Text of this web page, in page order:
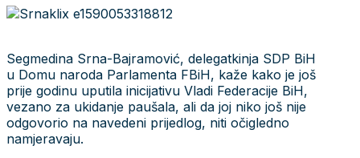
Segmedina Srna-Bajramović, delegatkinja SDP BiH
u Domu naroda Parlamenta FBiH, kaže kako je još
prije godinu uputila inicijativu Vladi Federacije BiH,
vezano za ukidanje paušala, ali da joj niko još nije
odgovorio na navedeni prijedlog, niti očigledno
namjeravaju.